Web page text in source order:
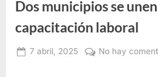
ó
n
a
Dos municipios se
capacitación laboral
7 abril, 2025
No hay